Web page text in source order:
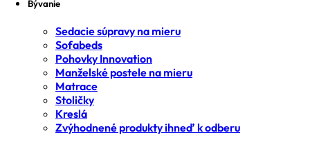
Bývanie
Sedacie súpravy na mieru
Sofabeds
Pohovky Innovation
Manželské postele na mieru
Matrace
Stoličky
Kreslá
Zvýhodnené produkty ihneď k odberu